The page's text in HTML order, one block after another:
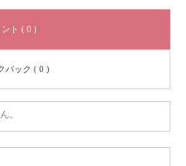
ント ( 0 )
バック ( 0 )
。